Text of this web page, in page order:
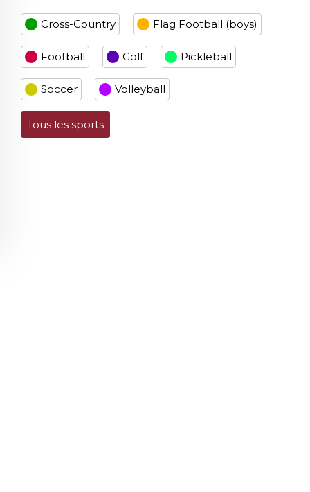
Cross-Country Flag Football (boys)
Football Golf Pickleball
Soccer Volleyball
Tous les sports